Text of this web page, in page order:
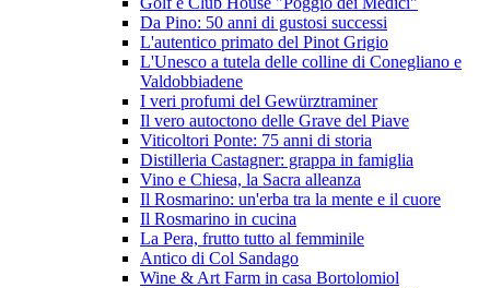
Da Pino: 50 anni di gustosi successi
L'autentico primato del Pinot Grigio
L'Unesco a tutela delle colline di Conegliano e
Valdobbiadene
I veri profumi del Gewürztraminer
Il vero autoctono delle Grave del Piave
Viticoltori Ponte: 75 anni di storia
Distilleria Castagner: grappa in famiglia
Vino e Chiesa, la Sacra alleanza
Il Rosmarino: un'erba tra la mente e il cuore
Il Rosmarino in cucina
La Pera, frutto tutto al femminile
Antico di Col Sandago
Wine & Art Farm in casa Bortolomiol